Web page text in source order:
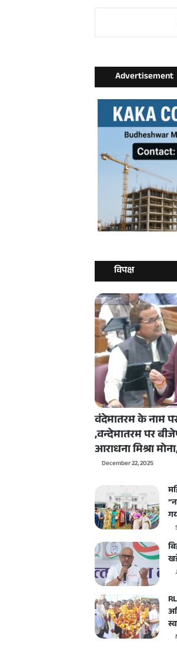
Advertisement
विपक्ष
वंदेमातरम के नाम
,वन्देमातरम पर
आराधना मिश्रा
December 22, 2025